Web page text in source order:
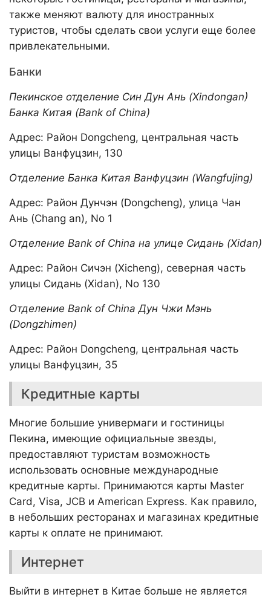
также меняют валюту для иностранных
туристов, чтобы сделать свои услуги еще более
привлекательными.
Банки
Пекинское отделение Син Дун Ань (Xindongan)
Банка Китая (Bank of China)
Адрес: Район Dongcheng, центральная часть
улицы Ванфуцзин, 130
Отделение Банка Китая Ванфуцзин (Wangfujing)
Адрес: Район Дунчэн (Dongcheng), улица Чан
Ань (Chang an), No 1
Отделение Bank of China на улице Сидань (Xidan)
Адрес: Район Сичэн (Xicheng), северная часть
улицы Сидань (Xidan), No 130
Отделение Bank of China Дун Чжи Мэнь
(Dongzhimen)
Адрес: Район Dongcheng, центральная часть
улицы Ванфуцзин, 35
Кредитные карты
Многие большие универмаги и гостиницы
Пекина, имеющие официальные звезды,
предоставляют туристам возможность
использовать основные международные
кредитные карты. Принимаются карты Master
Card, Visa, JCB и American Express. Как правило,
в небольших ресторанах и магазинах кредитные
карты к оплате не принимают.
Интернет
Выйти в интернет в Китае больше не является